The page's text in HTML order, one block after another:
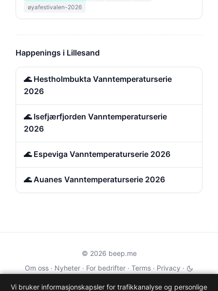
øyafestivalen-2026
Happenings i Lillesand
🌊 Hestholmbukta Vanntemperaturserie
2026
🌊 Isefjærfjorden Vanntemperaturserie
2026
🌊 Espeviga Vanntemperaturserie 2026
🌊 Auanes Vanntemperaturserie 2026
© 2026 beep.me
Om oss · Nyheter · For bedrifter · Terms · Privacy ·
·Wikidata·OMDb
Vi bruker informasjonskapsler for trafikkanalyse og personlige